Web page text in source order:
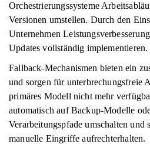
Orchestrierungssysteme
Versionen umstellen. Durch den
Unternehmen
Updates vollständig implementieren.
Fallback-Mechanismen bieten ein
und sorgen für unterbrechungsfreie
primäres Modell nicht mehr
automatisch auf Backup-Modelle
Verarbeitungspfade umschalten und
manuelle Eingriffe aufrechterhalten.